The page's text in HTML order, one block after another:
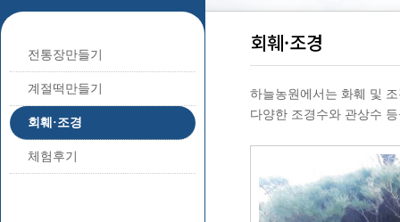
전통장만들기
계절떡만들기
회훼·조경
체험후기
회훼·조경
하늘농원에서는 화훼 및
다양한 조경수와 관상수